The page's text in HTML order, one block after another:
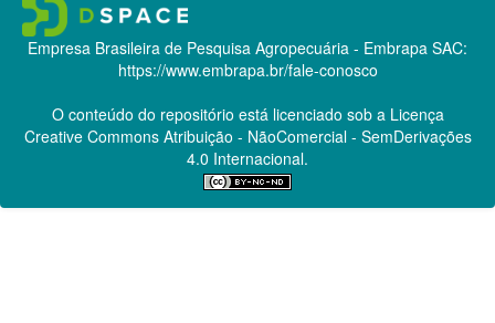
Empresa Brasileira de Pesquisa Agropecuária - Embrapa SAC:
https://www.embrapa.br/fale-conosco
O conteúdo do repositório está licenciado sob a Licença
Creative CommonsAtribuição - NãoComercial - SemDerivações
4.0 Internacional.